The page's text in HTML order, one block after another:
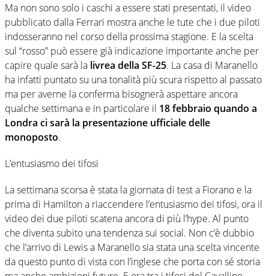
Ma non sono solo i caschi a essere stati presentati, il video
pubblicato dalla Ferrari mostra anche le tute che i due piloti
indosseranno nel corso della prossima stagione. E la scelta
sul “rosso” può essere già indicazione importante anche per
capire quale sarà la livrea della SF-25. La casa di Maranello
ha infatti puntato su una tonalità più scura rispetto al passato
ma per averne la conferma bisognerà aspettare ancora
qualche settimana e in particolare il 18 febbraio quando a
Londra ci sarà la presentazione ufficiale delle
monoposto.
L’entusiasmo dei tifosi
La settimana scorsa è stata la giornata di test a Fiorano e la
prima di Hamilton a riaccendere l’entusiasmo dei tifosi, ora il
video dei due piloti scatena ancora di più l’hype. Al punto
che diventa subito una tendenza sui social. Non c’è dubbio
che l’arrivo di Lewis a Maranello sia stata una scelta vincente
da questo punto di vista con l’inglese che porta con sé storia